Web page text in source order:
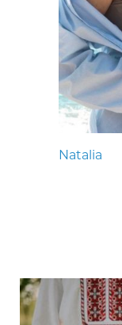
Natalia